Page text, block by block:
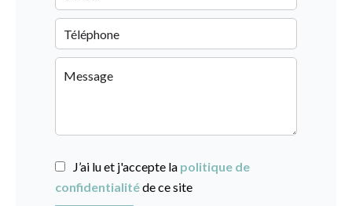
J’ai lu et j'accepte la politique de
confidentialitéde ce site